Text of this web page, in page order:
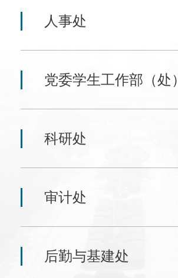
人事处
党委学生工作部（处）
科研处
审计处
后勤与基建处